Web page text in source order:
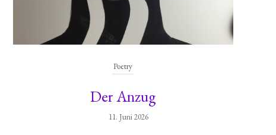
Poetry
Der Anzug
11. Juni 2026